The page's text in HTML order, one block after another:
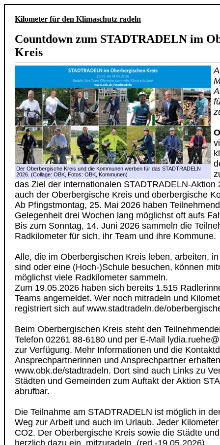
Kilometer für den Klimaschutz radeln
Countdown zum STADTRADELN im
Kreis
Der Oberbergische Kreis und die Kommunen werben für das STADTRADELN
2026. (Collage: OBK, Fotos: OBK, Kommunen)
das Ziel der internationalen STADTRADELN-Aktion
auch der Oberbergische Kreis und oberbergische
Ab Pfingstmontag, 25. Mai 2026 haben
Gelegenheit drei Wochen lang möglichst oft aufs
Bis zum Sonntag, 14. Juni 2026 sammeln die
Radkilometer für sich, ihr Team und ihre Kommune.
Alle, die im Oberbergischen Kreis leben, arbeiten,
sind oder eine (Hoch-)Schule besuchen, können
möglichst viele Radkilometer sammeln.
Zum 19.05.2026 haben sich bereits 1.515
Teams angemeldet. Wer noch mitradeln und
registriert sich auf www.stadtradeln.de/
Beim Oberbergischen Kreis steht den
Telefon 02261 88-6180 und per E-Mail
zur Verfügung. Mehr Informationen und die
Ansprechpartnerinnen und Ansprechpartner
www.obk.de/stadtradeln. Dort sind auch Links zu
Städten und Gemeinden zum Auftakt der Aktion
abrufbar.
Die Teilnahme am STADTRADELN ist möglich in
Weg zur Arbeit und auch im Urlaub. Jeder
CO2. Der Oberbergische Kreis sowie die Städte
herzlich dazu ein, mitzuradeln. (red.-19.05.2026)